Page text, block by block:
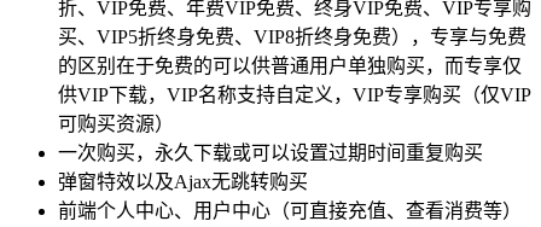
折、VIP免费、年费VIP免费、终身VIP免费、VIP专享购
买、VIP5折终身免费、VIP8折终身免费），专享与免费
的区别在于免费的可以供普通用户单独购买，而专享仅
供VIP下载，VIP名称支持自定义，VIP专享购买（仅VIP
可购买资源）
一次购买，永久下载或可以设置过期时间重复购买
弹窗特效以及Ajax无跳转购买
前端个人中心、用户中心（可直接充值、查看消费等）